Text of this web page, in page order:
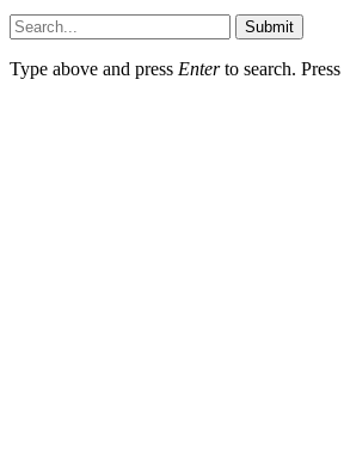
Submit
Type above and press Enterto search. Press